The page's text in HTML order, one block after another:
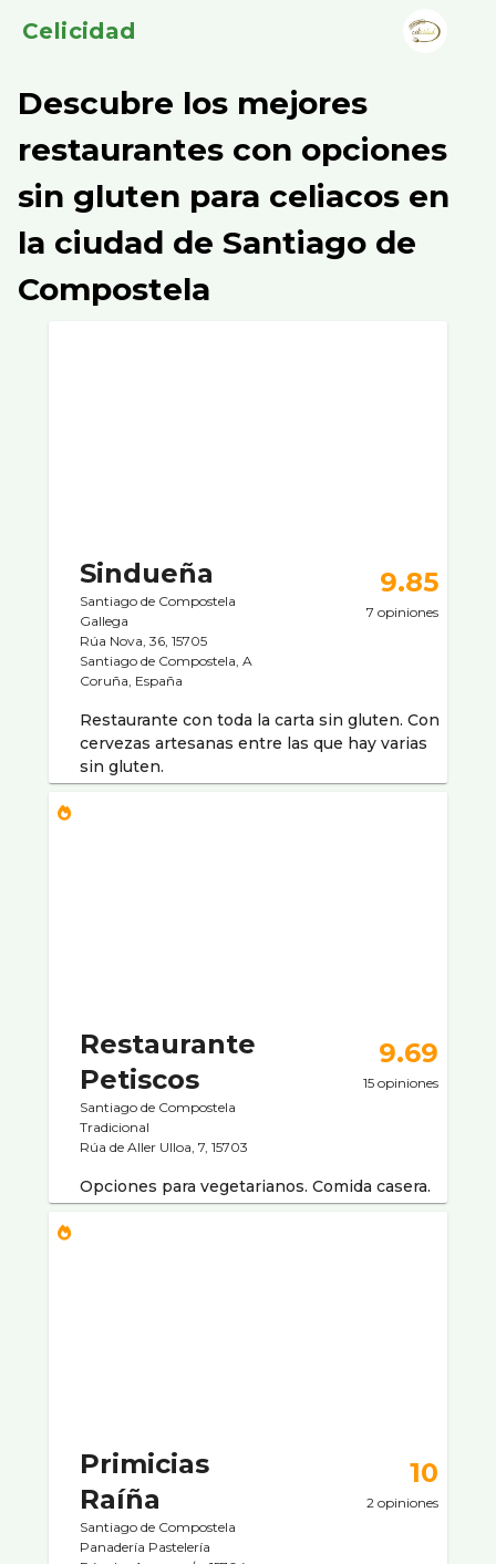
Celicidad
Descubre los mejores
restaurantes con opciones
sin gluten para celiacos en
la ciudad de Santiago de
Compostela
Sindueña
Santiago de Compostela
Gallega
Rúa Nova, 36, 15705
Santiago de Compostela, A
Coruña, España
9.85
7 opiniones
Restaurante con toda la carta sin gluten. Con
cervezas artesanas entre las que hay varias
sin gluten.
Restaurante
Petiscos
Santiago de Compostela
Tradicional
Rúa de Aller Ulloa, 7, 15703
9.69
15 opiniones
Opciones para vegetarianos. Comida casera.
Primicias
Raíña
Santiago de Compostela
Panaderí­a Pastelerí­a
10
2 opiniones